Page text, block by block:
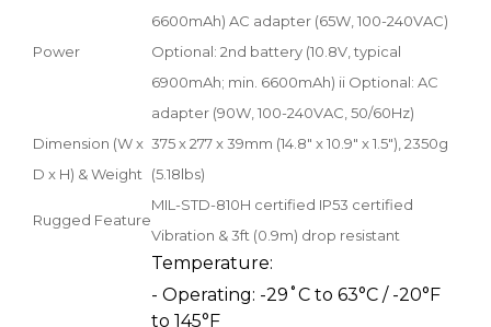
Power
6600mAh) AC adapter (65W, 100-240VAC)
Optional: 2nd battery (10.8V, typical
6900mAh; min. 6600mAh) ii Optional: AC
adapter (90W, 100-240VAC, 50/60Hz)
Dimension (W x
D x H) & Weight
375 x 277 x 39mm (14.8" x 10.9" x 1.5"), 2350g
(5.18lbs)
Rugged Feature
MIL-STD-810H certified IP53 certified
Vibration & 3ft (0.9m) drop resistant
Temperature:
- Operating: -29˚C to 63°C / -20°F
to 145°F